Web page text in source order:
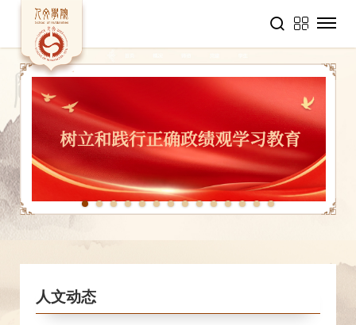
4 5 6 7 8 9 10 11 12 13 14
人文动态